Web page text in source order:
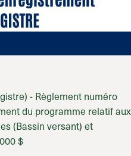
- Règlement numéro
du programme relatif aux
(Bassin versant) et
$